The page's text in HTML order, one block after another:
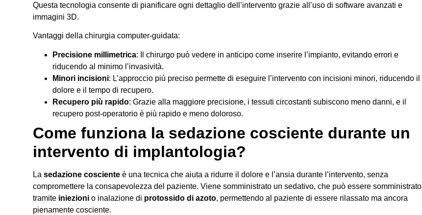
Questa tecnologia consente di pianificare ogni dettaglio dell’intervento grazie all’uso di software avanzati e
immagini 3D.
Vantaggi della chirurgia computer-guidata:
Precisione millimetrica: Il chirurgo può vedere in anticipo come inserire l’impianto, evitando errori e
riducendo al minimo l’invasività.
Minori incisioni: L’approccio più preciso permette di eseguire l’intervento con incisioni minori, riducendo il
dolore e il tempo di recupero.
Recupero più rapido: Grazie alla maggiore precisione, i tessuti circostanti subiscono meno danni, e il
recupero post-operatorio è più rapido e meno doloroso.
Come funziona la sedazione cosciente durante un
intervento di implantologia?
Lasedazione cosciente è una tecnica che aiuta a ridurre il dolore e l’ansia durante l’intervento, senza
compromettere la consapevolezza del paziente. Viene somministrato un sedativo, che può essere somministrato
tramite iniezioni o inalazione di protossido di azoto, permettendo al paziente di essere rilassato ma ancora
pienamente cosciente.